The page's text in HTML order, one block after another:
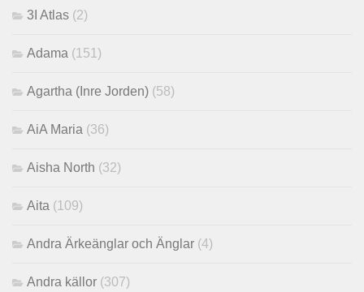
3I Atlas (2)
Adama (151)
Agartha (Inre Jorden) (58)
AiA Maria (36)
Aisha North (32)
Aita (109)
Andra Ärkeänglar och Änglar (4)
Andra källor (307)